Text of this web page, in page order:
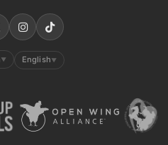
▼ English ▼